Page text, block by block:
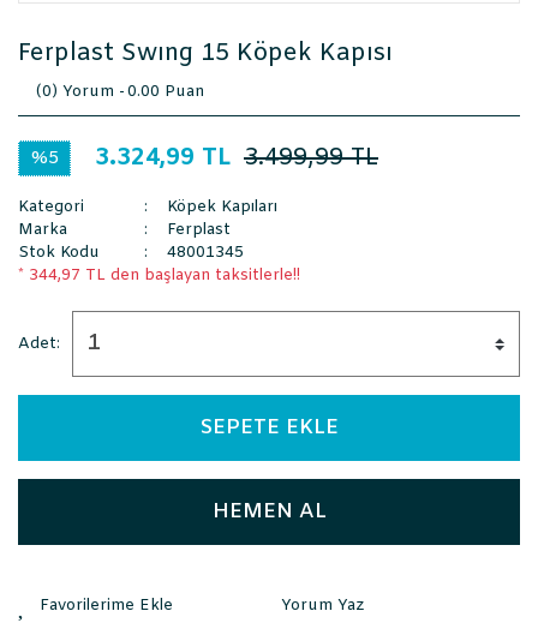
Ferplast Swıng 15 Köpek Kapısı
(0) Yorum -0.00 Puan
%5 3.324,99 TL 3.499,99 TL
Kategori
Köpek Kapıları
Marka
Ferplast
Stok Kodu
48001345
* 344,97 TL den başlayan taksitlerle!!
Adet:
SEPETE EKLE
HEMEN AL
Yorum Yaz